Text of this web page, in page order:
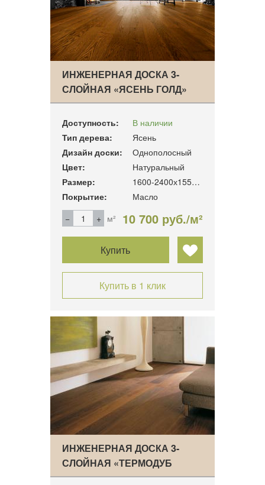
ИНЖЕНЕРНАЯ ДОСКА 3-
СЛОЙНАЯ «ЯСЕНЬ ГОЛД»
Доступность:
В наличии
Тип дерева:
Ясень
Дизайн доски:
Однополосный
Цвет:
Натуральный
Размер:
1600-2400х155х16 мм.
Покрытие:
Масло
м²
10 700 руб./м²
Купить
Купить в 1 клик
ИНЖЕНЕРНАЯ ДОСКА 3-
СЛОЙНАЯ «ТЕРМОДУБ
КЛАСС…